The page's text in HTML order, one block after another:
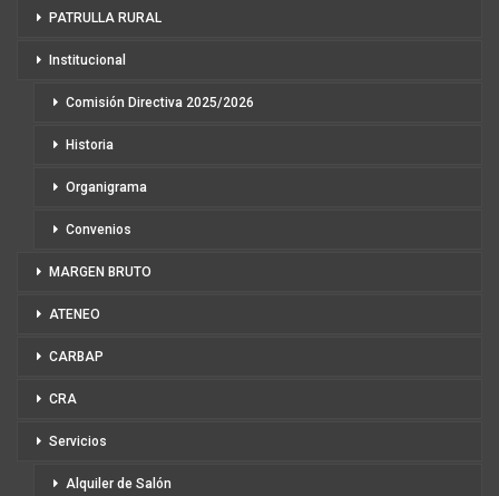
PATRULLA RURAL
Institucional
Comisión Directiva 2025/2026
Historia
Organigrama
Convenios
MARGEN BRUTO
ATENEO
CARBAP
CRA
Servicios
Alquiler de Salón